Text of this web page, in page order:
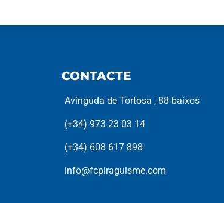
CONTACTE
Avinguda de Tortosa , 88 baixos
(+34) 973 23 03 14
(+34) 608 617 898
info@fcpiraguisme.com